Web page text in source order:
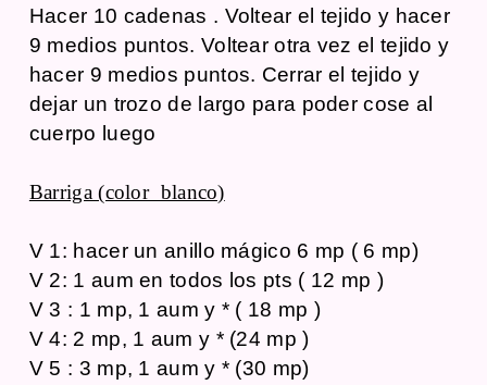
Hacer 10 cadenas . Voltear el tejido y hacer
9 medios puntos. Voltear otra vez el tejido y
hacer 9 medios puntos. Cerrar el tejido y
dejar un trozo de largo para poder cose al
cuerpo luego
Barriga (color blanco)
V 1: hacer un anillo mágico 6 mp ( 6 mp)
V 2: 1 aum en todos los pts ( 12 mp )
V 3 : 1 mp, 1 aum y * ( 18 mp )
V 4: 2 mp, 1 aum y * (24 mp )
V 5 : 3 mp, 1 aum y * (30 mp)